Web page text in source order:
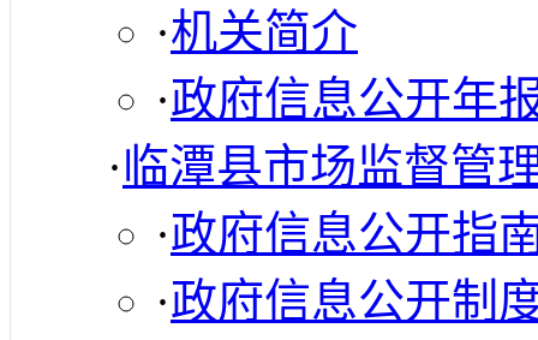
·机关简介
·政府信息公开年
·临潭县市场监督管
·政府信息公开指
·政府信息公开制